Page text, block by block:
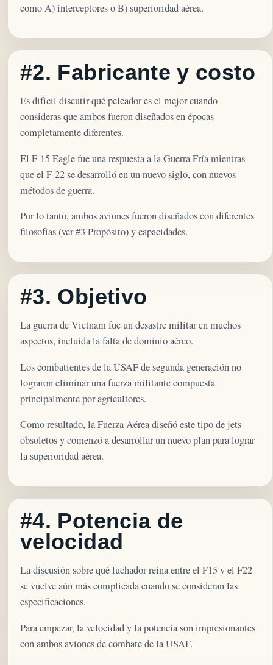
como A) interceptores o B) superioridad aérea.
#2. Fabricante y costo
Es difícil discutir qué peleador es el mejor cuando
consideras que ambos fueron diseñados en épocas
completamente diferentes.
El F-15 Eagle fue una respuesta a la Guerra Fría mientras
que el F-22 se desarrolló en un nuevo siglo, con nuevos
métodos de guerra.
Por lo tanto, ambos aviones fueron diseñados con diferentes
filosofías (ver #3 Propósito) y capacidades.
#3. Objetivo
La guerra de Vietnam fue un desastre militar en muchos
aspectos, incluida la falta de dominio aéreo.
Los combatientes de la USAF de segunda generación no
lograron eliminar una fuerza militante compuesta
principalmente por agricultores.
Como resultado, la Fuerza Aérea diseñó este tipo de jets
obsoletos y comenzó a desarrollar un nuevo plan para lograr
la superioridad aérea.
#4. Potencia de
velocidad
La discusión sobre qué luchador reina entre el F15 y el F22
se vuelve aún más complicada cuando se consideran las
especificaciones.
Para empezar, la velocidad y la potencia son impresionantes
con ambos aviones de combate de la USAF.